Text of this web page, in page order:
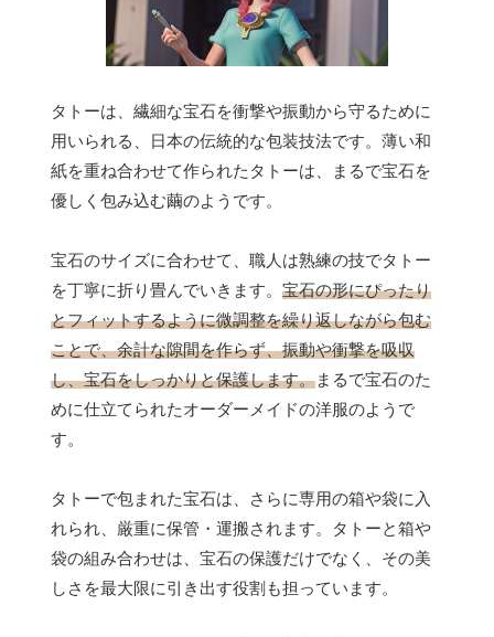
タトーは、繊細な宝石を衝撃や振動から守るために
用いられる、日本の伝統的な包装技法です。薄い和
紙を重ね合わせて作られたタトーは、まるで宝石を
優しく包み込む繭のようです。
宝石のサイズに合わせて、職人は熟練の技でタトー
を丁寧に折り畳んでいきます。 宝石の形にぴったり
とフィットするように微調整を繰り返しながら包む
ことで、余計な隙間を作らず、振動や衝撃を吸収
し、宝石をしっかりと保護します。まるで宝石のた
めに仕立てられたオーダーメイドの洋服のようで
す。
タトーで包まれた宝石は、さらに専用の箱や袋に入
れられ、厳重に保管・運搬されます。タトーと箱や
袋の組み合わせは、宝石の保護だけでなく、その美
しさを最大限に引き出す役割も担っています。